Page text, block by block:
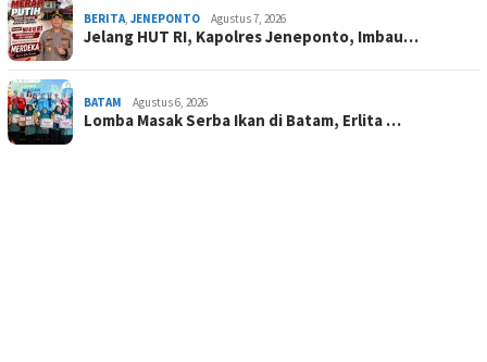
BERITA, JENEPONTO Agustus 7, 2026
Jelang HUT RI, Kapolres Jeneponto, Imbau…
BATAM Agustus 6, 2026
Lomba Masak Serba Ikan di Batam, Erlita …